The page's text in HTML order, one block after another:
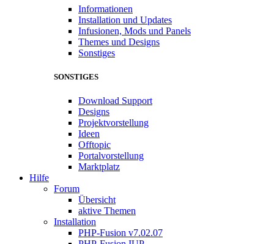
Informationen
Installation und Updates
Infusionen, Mods und Panels
Themes und Designs
Sonstiges
SONSTIGES
Download Support
Designs
Projektvorstellung
Ideen
Offtopic
Portalvorstellung
Marktplatz
Hilfe
Forum
Übersicht
aktive Themen
Installation
PHP-Fusion v7.02.07